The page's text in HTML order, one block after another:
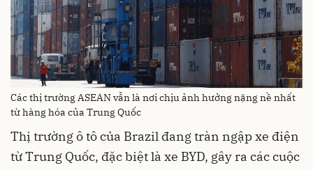
Các thị trường ASEAN vẫn là nơi chịu ảnh hưởng nặng nề nhất
từ hàng hóa của Trung Quốc
Thị trường ô tô của Brazil đang tràn ngập xe điện
từ Trung Quốc, đặc biệt là xe BYD, gây ra các cuộc